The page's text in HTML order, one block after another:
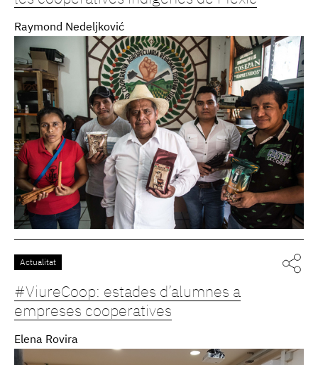
Raymond Nedeljković
Actualitat
#ViureCoop: estades d’alumnes a
empreses cooperatives
Elena Rovira